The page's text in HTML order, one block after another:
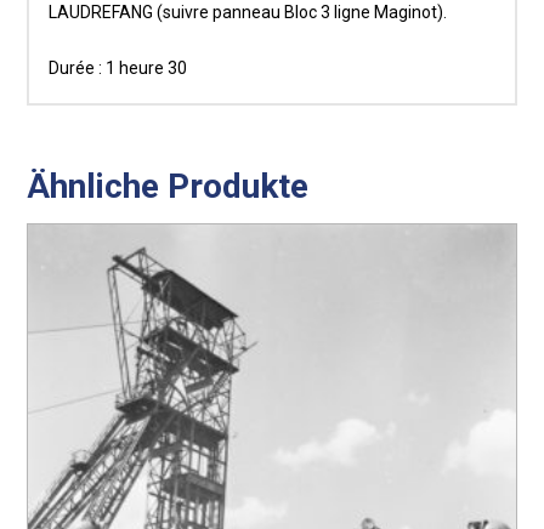
LAUDREFANG (suivre panneau Bloc 3 ligne Maginot).
Durée : 1 heure 30
Ähnliche Produkte